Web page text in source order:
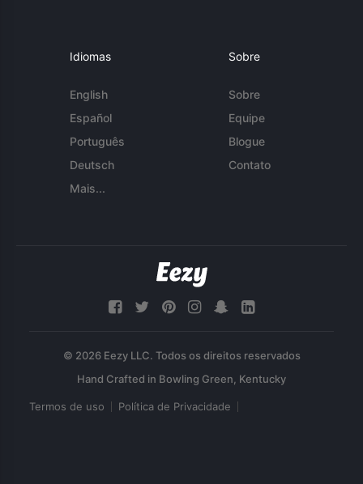
Idiomas
English
Español
Português
Deutsch
Mais...
Sobre
Sobre
Equipe
Blogue
Contato
© 2026 Eezy LLC. Todos os direitos reservados
Termos de uso Política de Privacidade